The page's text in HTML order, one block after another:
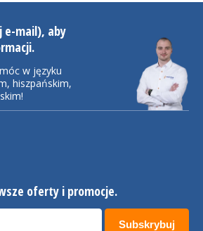
e-mail), aby
w języku
hiszpańskim,
oferty i promocje.
Subskrybuj